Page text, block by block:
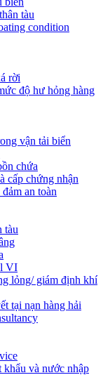
tàu
condition
rời
độ hư hỏng hàng
vận tải biển
chứa
cấp chứng nhận
an toàn
tàu
VI
lỏng/ giám định khí
tại nạn hàng hải
khẩu và nước nhập